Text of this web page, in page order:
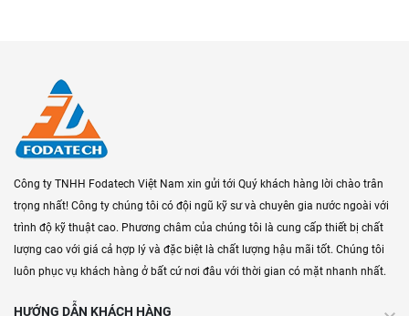
Công ty TNHH Fodatech Việt Nam xin gửi tới Quý khách hàng lời chào trân
trọng nhất! Công ty chúng tôi có đội ngũ kỹ sư và chuyên gia nước ngoài với
trình độ kỹ thuật cao. Phương châm của chúng tôi là cung cấp thiết bị chất
lượng cao với giá cả hợp lý và đặc biệt là chất lượng hậu mãi tốt. Chúng tôi
luôn phục vụ khách hàng ở bất cứ nơi đâu với thời gian có mặt nhanh nhất.
HƯỚNG DẪN KHÁCH HÀNG